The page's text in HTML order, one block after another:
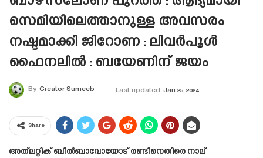
സെമിയിലെത്താനുള്ള അവസരം
നഷ്ടമാക്കി ജിറോണ : ലിവർപൂൾ
ഫൈനലിൽ : ബയേണിന് ജയം
By Creator Sumeeb Last updated Jan 25, 2024
Share
അത്‌ലറ്റിക് ബിൽബാവോയോട് രണ്ടിനെതിരെ നാല്